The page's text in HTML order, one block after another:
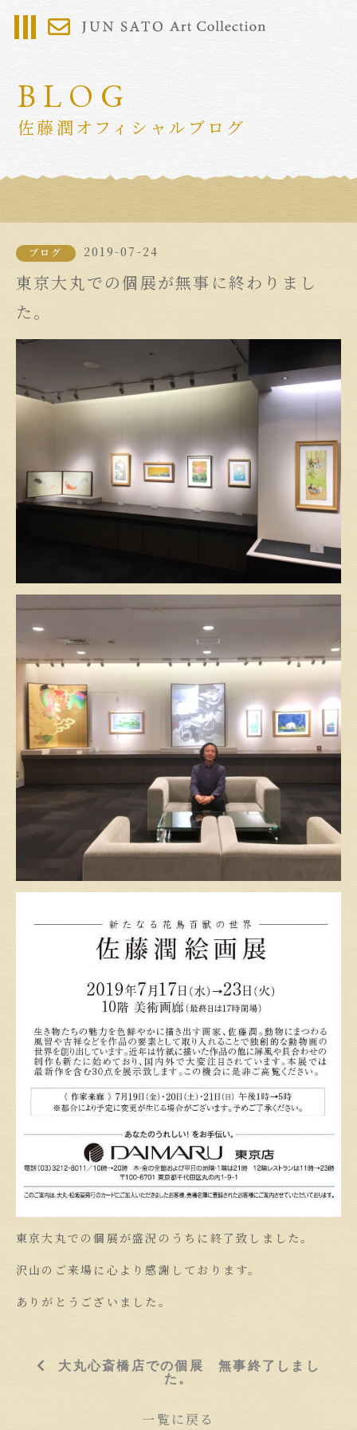
BLOG
佐藤潤オフィシャルブログ
ブログ 2019-07-24
東京大丸での個展が無事に終わりまし
た。
東京大丸での個展が盛況のうちに終了致しました。
沢山のご来場に心より感謝しております。
ありがとうございました。
大丸心斎橋店での個展 無事終了しまし
た。
一覧に戻る